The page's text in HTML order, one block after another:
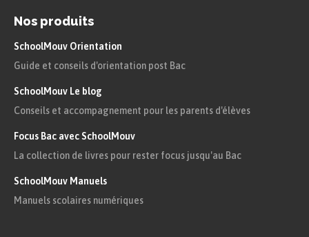
Nos produits
SchoolMouv Orientation
Guide et conseils d'orientation post Bac
SchoolMouv Le blog
Conseils et accompagnement pour les parents d'élèves
Focus Bac avec SchoolMouv
La collection de livres pour rester focus jusqu'au Bac
SchoolMouv Manuels
Manuels scolaires numériques